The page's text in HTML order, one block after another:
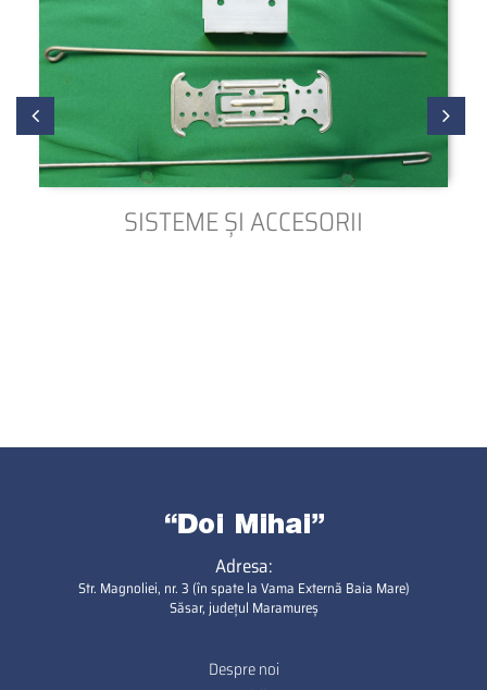
SISTEME ȘI ACCESORII
Adresa:
Str. Magnoliei, nr. 3 (în spate la Vama Externă Baia Mare)
Săsar, județul Maramureș
Despre noi